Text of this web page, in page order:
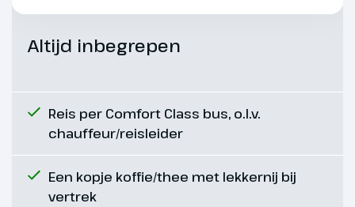
Je kan kiezen hoe jouw dag er
vandaag uit gaat zien. Voor
degene die vandaag niet wil
Altijd inbegrepen
Reis per Comfort Class bus, o.l.v.
chauffeur/reisleider
Een kopje koffie/thee met lekkernij bij
vertrek